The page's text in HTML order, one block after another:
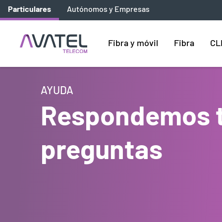
Particulares Autónomos y Empresas
Fibra y móvil Fibra
AYUDA
Respondemos
preguntas